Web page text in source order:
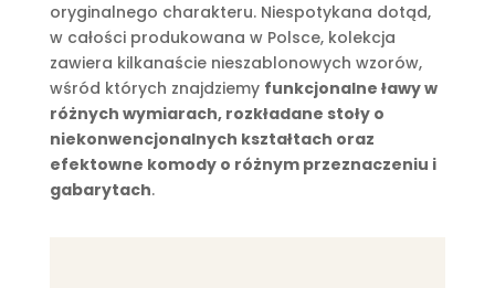
oryginalnego charakteru. Niespotykana dotąd,
w całości produkowana w Polsce, kolekcja
zawiera kilkanaście nieszablonowych wzorów,
wśród których znajdziemy funkcjonalne ławy w
różnych wymiarach, rozkładane stoły o
niekonwencjonalnych kształtach oraz
efektowne komody o różnym przeznaczeniu i
gabarytach.